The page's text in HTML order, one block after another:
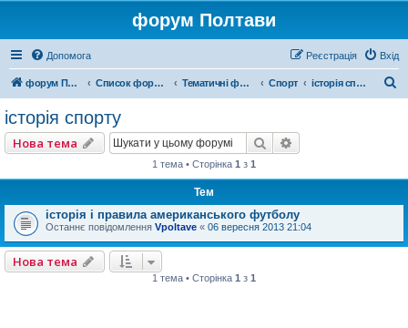
форум Полтави
Допомога Вхід
Реєстрація
форум Полтави Список форумів Тематичні форуми Спорт історія спорту
історія спорту
Нова тема Пошук
1 тема • Сторінка 1 з 1
Тем
історія і правила американського футболу
Останнє повідомлення Vpoltave « 06 вересня 2013 21:04
Нова тема
1 тема • Сторінка 1 з 1